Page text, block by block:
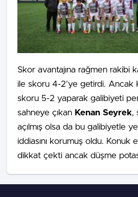
Skor avantajına rağmen rakibi
ile skoru 4-2’ye getirdi. Ancak
skoru 5-2 yaparak galibiyeti
sahneye çıkan Kenan Seyrek,
açılmış olsa da bu galibiyetle
iddiasını korumuş oldu.
dikkat çekti ancak düşme